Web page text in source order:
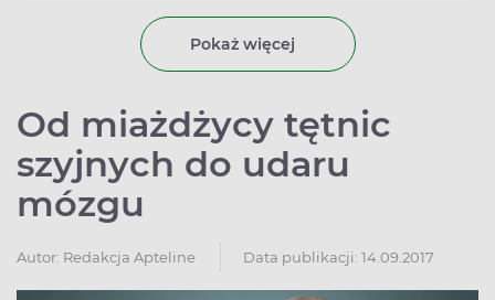
że berberyna może oddziaływać na glikemie równie
skutecznie, jak metformina. Jakie jeszcze właściwości
ma berberyna? Kto i w jakich dawkach powinien ją
Pokaż więcej
Od miażdżycy tętnic
szyjnych do udaru
mózgu
Autor: Redakcja Apteline Data publikacji: 14.09.2017